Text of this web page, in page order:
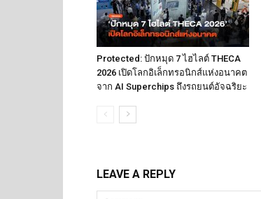
Protected: ปักหมุด 7 ไฮไลต์ THECA
2026 เปิดโลกอิเล็กทรอนิกส์แห่งอนาคต
จาก AI Superchips ถึงรถยนต์อัจฉริยะ
LEAVE A REPLY